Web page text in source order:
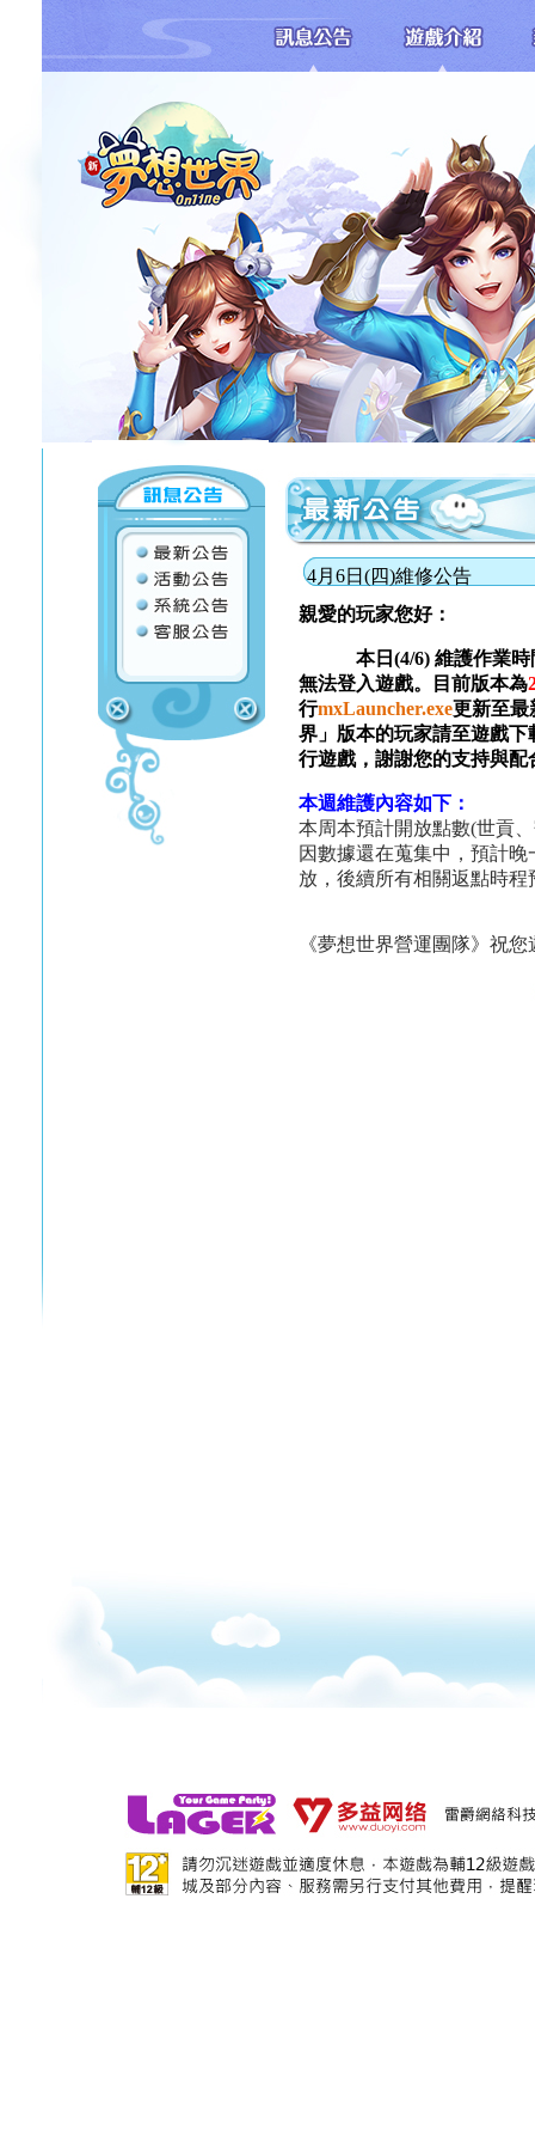
4月6日(四)維修公告
親愛的玩家您好：
本日(4/6) 維護作業
無法登入遊戲。目前版本為
行mxLauncher.exe更新至最
界」版本的玩家請至遊戲下
行遊戲，謝謝您的支持與配
本週維護內容如下：
本周本預計開放點數(世貢
因數據還在蒐集中，預計
放，後續所有相關返點時
《夢想世界營運團隊》祝